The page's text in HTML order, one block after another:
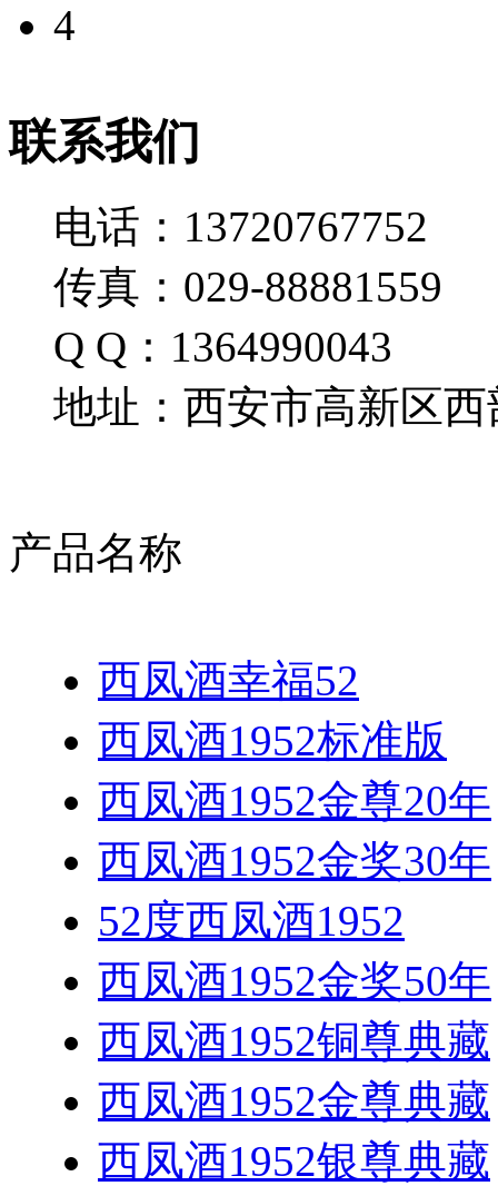
4
联系我们
电话：13720767752
传真：029-88881559
Q Q：1364990043
地址：西安市高新区西
产品名称
西凤酒幸福52
西凤酒1952标准版
西凤酒1952金尊20年
西凤酒1952金奖30年
52度西凤酒1952
西凤酒1952金奖50年
西凤酒1952铜尊典藏
西凤酒1952金尊典藏
西凤酒1952银尊典藏